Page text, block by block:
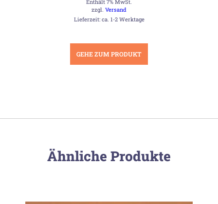
war:
13,08 €
ist:
Enthält 7% MwSt.
zzgl.Versand
Lieferzeit: ca. 1-2 Werktage
GEHE ZUM PRODUKT
Ähnliche Produkte